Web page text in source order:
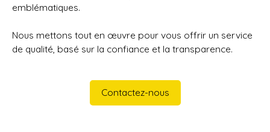
emblématiques.
Nous mettons tout en œuvre pour vous offrir un service
de qualité, basé sur la confiance et la transparence.
Contactez-nous